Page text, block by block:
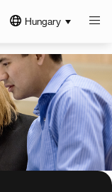
Hungary